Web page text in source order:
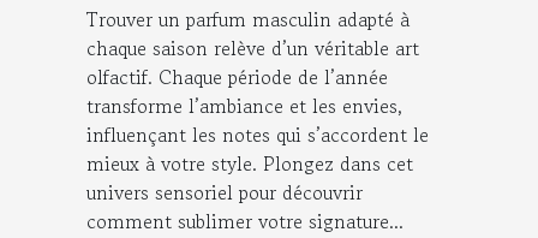
Trouver un parfum masculin adapté à
chaque saison relève d’un véritable art
olfactif. Chaque période de l’année
transforme l’ambiance et les envies,
influençant les notes qui s’accordent le
mieux à votre style. Plongez dans cet
univers sensoriel pour découvrir
comment sublimer votre signature...